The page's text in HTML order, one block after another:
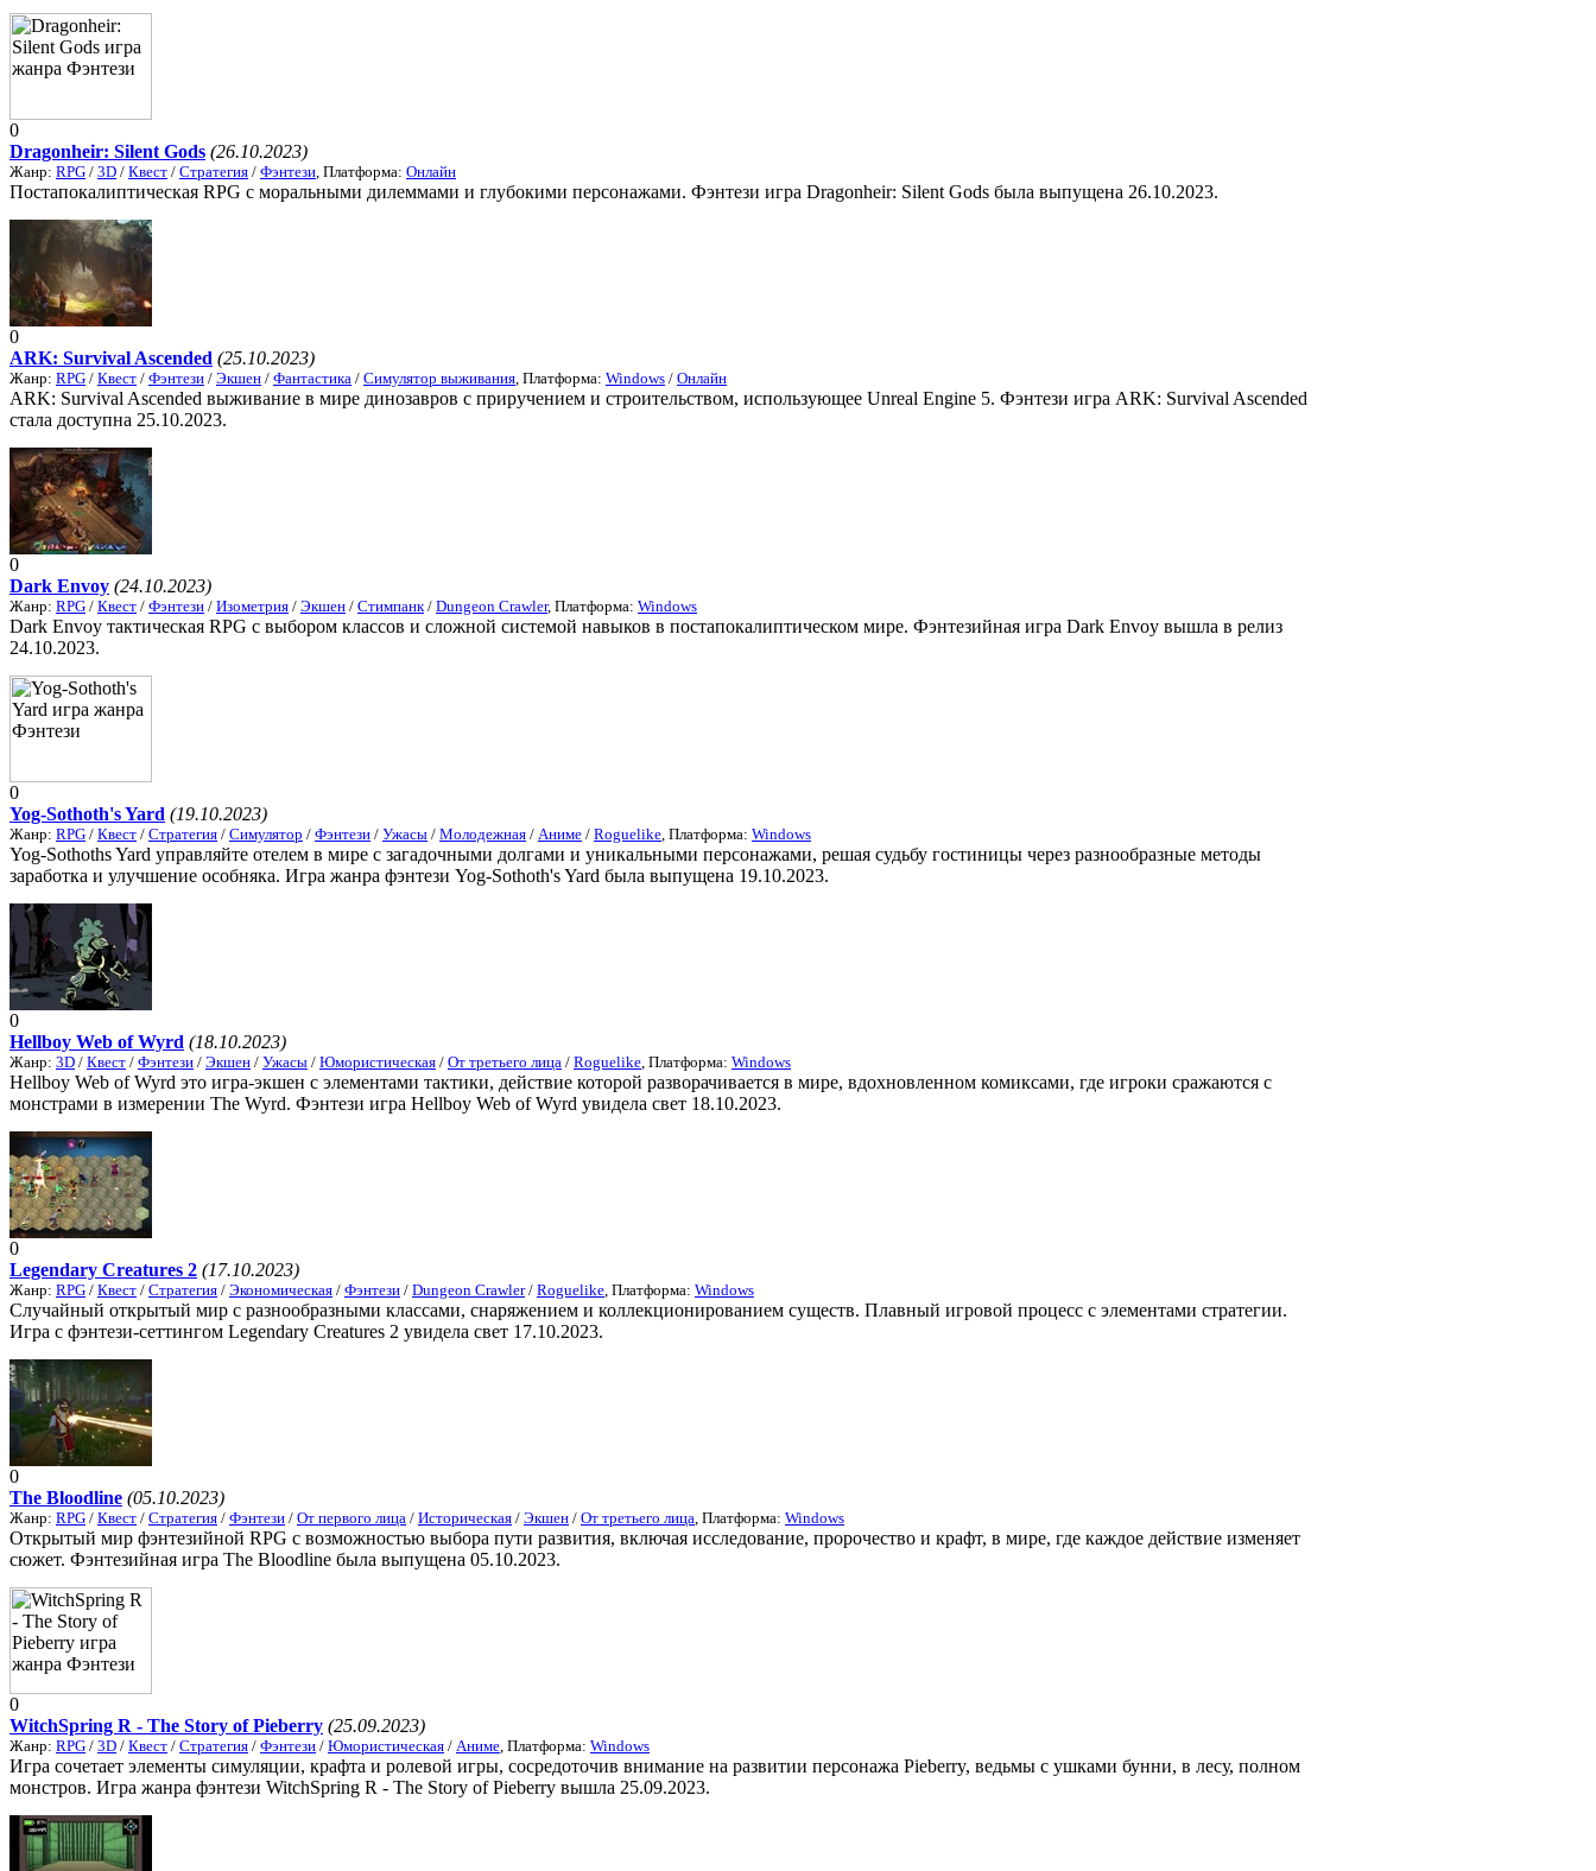
0
Dragonheir: Silent Gods (26.10.2023)
Жанр: RPG / 3D / Квест / Стратегия / Фэнтези , Платформа: Онлайн
Постапокалиптическая RPG с моральными дилеммами и глубокими персонажами. Фэнтези игра Dragonheir: Silent Gods была выпущена 26.10.2023.
0
ARK: Survival Ascended (25.10.2023)
Жанр: RPG / Квест / Фэнтези / Экшен / Фантастика / Симулятор выживания , Платформа: Windows / Онлайн
ARK: Survival Ascended выживание в мире динозавров с приручением и строительством, использующее Unreal Engine 5. Фэнтези игра ARK: Survival Ascended
стала доступна 25.10.2023.
0
Dark Envoy (24.10.2023)
Жанр: RPG / Квест / Фэнтези / Изометрия / Экшен / Стимпанк / Dungeon Crawler, Платформа: Windows
Dark Envoy тактическая RPG с выбором классов и сложной системой навыков в постапокалиптическом мире. Фэнтезийная игра Dark Envoy вышла в релиз
24.10.2023.
0
Yog-Sothoth's Yard (19.10.2023)
Жанр: RPG / Квест / Стратегия / Симулятор / Фэнтези / Ужасы / Молодежная / Аниме / Roguelike , Платформа: Windows
Yog-Sothoths Yard управляйте отелем в мире с загадочными долгами и уникальными персонажами, решая судьбу гостиницы через разнообразные методы
заработка и улучшение особняка. Игра жанра фэнтези Yog-Sothoth's Yard была выпущена 19.10.2023.
0
Hellboy Web of Wyrd (18.10.2023)
Жанр: 3D / Квест / Фэнтези / Экшен / Ужасы / Юмористическая / От третьего лица / Roguelike , Платформа: Windows
Hellboy Web of Wyrd это игра-экшен с элементами тактики, действие которой разворачивается в мире, вдохновленном комиксами, где игроки сражаются с
монстрами в измерении The Wyrd. Фэнтези игра Hellboy Web of Wyrd увидела свет 18.10.2023.
0
Legendary Creatures 2 (17.10.2023)
Жанр: RPG / Квест / Стратегия / Экономическая / Фэнтези / Dungeon Crawler/ Roguelike , Платформа: Windows
Случайный открытый мир с разнообразными классами, снаряжением и коллекционированием существ. Плавный игровой процесс с элементами стратегии.
Игра с фэнтези-сеттингом Legendary Creatures 2 увидела свет 17.10.2023.
0
The Bloodline (05.10.2023)
Жанр: RPG / Квест / Стратегия / Фэнтези / От первого лица / Историческая / Экшен / От третьего лица , Платформа: Windows
Открытый мир фэнтезийной RPG с возможностью выбора пути развития, включая исследование, пророчество и крафт, в мире, где каждое действие изменяет
сюжет. Фэнтезийная игра The Bloodline была выпущена 05.10.2023.
0
WitchSpring R - The Story of Pieberry (25.09.2023)
Жанр: RPG / 3D / Квест / Стратегия / Фэнтези / Юмористическая / Аниме , Платформа: Windows
Игра сочетает элементы симуляции, крафта и ролевой игры, сосредоточив внимание на развитии персонажа Pieberry, ведьмы с ушками бунни, в лесу, полном
монстров. Игра жанра фэнтези WitchSpring R - The Story of Pieberry вышла 25.09.2023.